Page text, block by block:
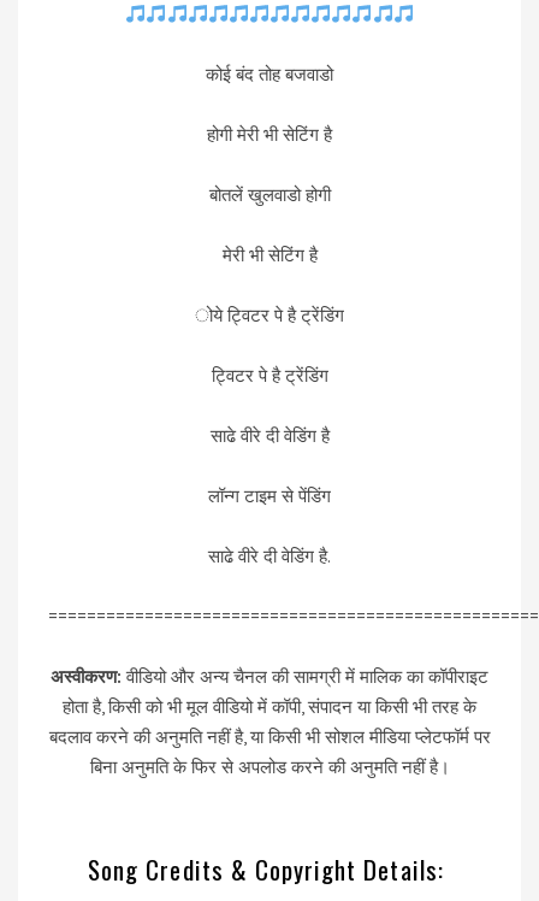
कोई बंद तोह बजवाडो
होगी मेरी भी सेटिंग है
बोतलें खुलवाडो होगी
मेरी भी सेटिंग है
ोये ट्विटर पे है ट्रेंडिंग
ट्विटर पे है ट्रेंडिंग
साढे वीरे दी वेडिंग है
लॉन्ग टाइम से पेंडिंग
साढे वीरे दी वेडिंग है.
अस्वीकरण: वीडियो और अन्य चैनल की सामग्री में मालिक का कॉपीराइट
होता है, किसी को भी मूल वीडियो में कॉपी, संपादन या किसी भी तरह के
बदलाव करने की अनुमति नहीं है, या किसी भी सोशल मीडिया प्लेटफॉर्म पर
बिना अनुमति के फिर से अपलोड करने की अनुमति नहीं है।
Song Credits & Copyright Details: